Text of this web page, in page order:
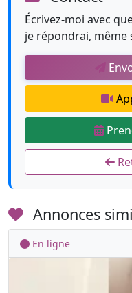
Écrivez-moi avec
je répondrai, même
Annonces
En ligne